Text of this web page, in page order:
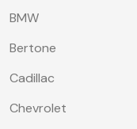
BMW
Bertone
Cadillac
Chevrolet